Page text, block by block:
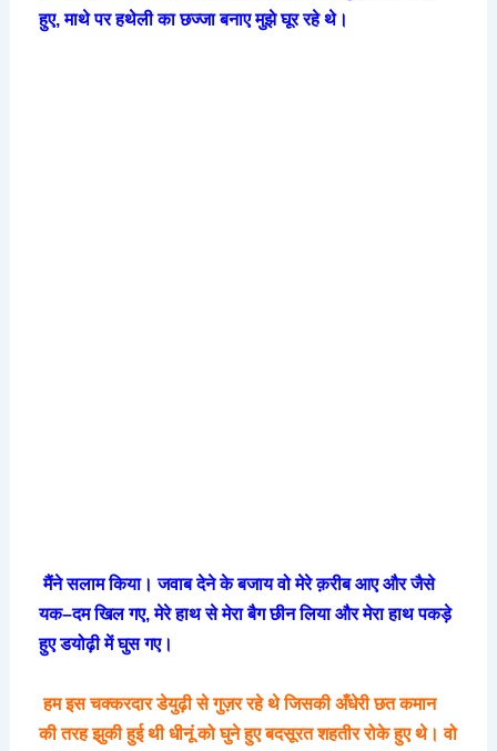
हुए,माथे पर हथेली का छज्जा बनाए मुझे घूर रहे थे।
मैंने सलाम किया। जवाब देने के बजाय वो मेरे क़रीब आए और जैसे
यक–दम खिल गए,मेरे हाथ से मेरा बैग छीन लिया और मेरा हाथ पकड़े
हुए डयोढ़ी में घुस गए।
हम इस चक्करदार डेयुढ़ी से गुज़र रहे थे जिसकी अँधेरी छत कमान
की तरह झुकी हुई थी धीनूं को घुने हुए बदसूरत शहतीर रोके हुए थे। वो